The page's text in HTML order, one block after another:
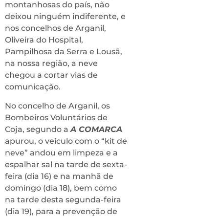
montanhosas do país, não
deixou ninguém indiferente, e
nos concelhos de Arganil,
Oliveira do Hospital,
Pampilhosa da Serra e Lousã,
na nossa região, a neve
chegou a cortar vias de
comunicação.
No concelho de Arganil, os
Bombeiros Voluntários de
Coja, segundo aA COMARCA
apurou, o veículo com o “kit de
neve” andou em limpeza e a
espalhar sal na tarde de sexta-
feira (dia 16) e na manhã de
domingo (dia 18), bem como
na tarde desta segunda-feira
(dia 19), para a prevenção de